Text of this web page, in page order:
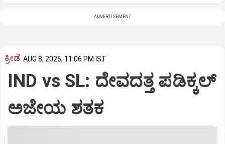
ADVERTISEMENT
ಕ್ರೀಡೆ AUG 8, 2026, 11:06 PM IST
IND vs SL: ದೇವದತ್ತ ಪಡಿಕ್ಕಲ್‌
ಅಜೇಯ ಶತಕ